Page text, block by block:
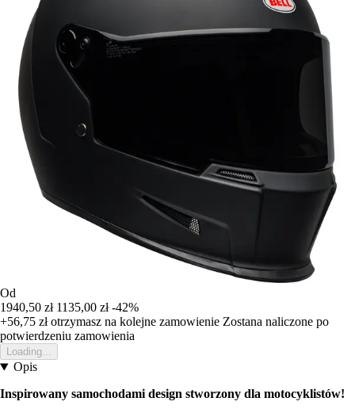
Od
1940,50 zł 1135,00 zł -42%
+56,75 złotrzymasz na kolejne zamowienie Zostana naliczone po
potwierdzeniu zamowienia
Loading...
Opis
Inspirowany samochodami design stworzony dla motocyklistów!